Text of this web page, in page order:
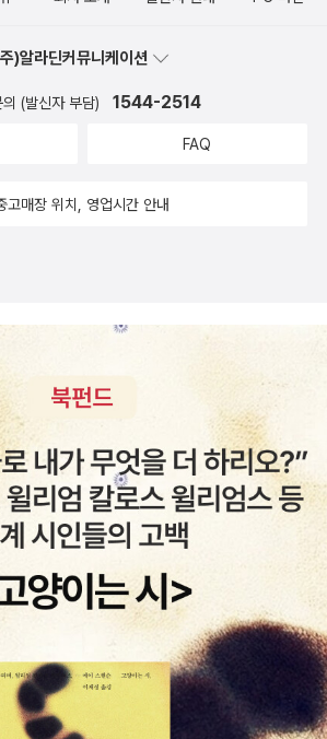
)알라딘커뮤니케이션
의 (발신자 부담) 1544-2514
FAQ
고매장 위치, 영업시간 안내